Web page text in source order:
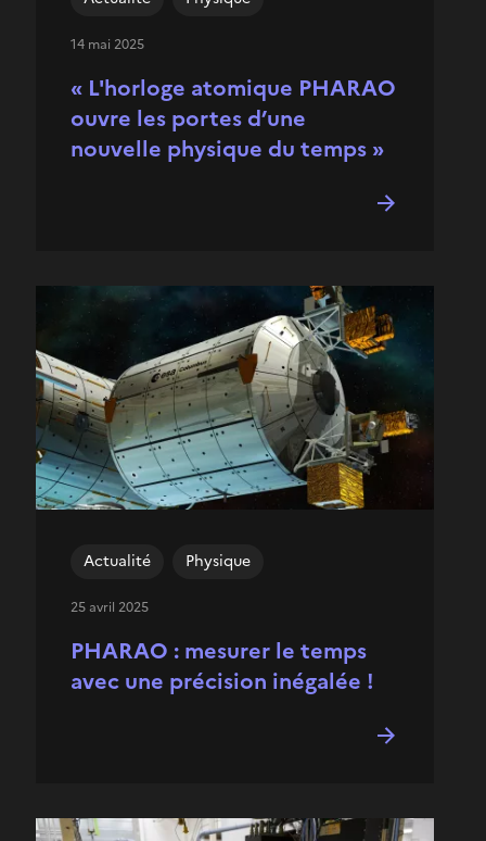
« L'horloge atomique PHARAO
ouvre les portes d’une
nouvelle physique du temps »
14 mai 2025
PHARAO : mesurer le temps
avec une précision inégalée !
Actualité Physique
25 avril 2025